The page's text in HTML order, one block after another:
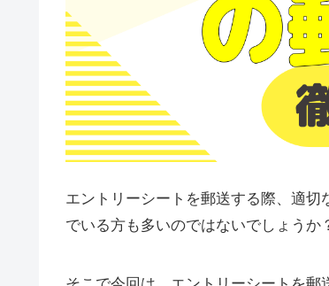
エントリーシートを郵送する際、適
でいる方も多いのではないでしょうか